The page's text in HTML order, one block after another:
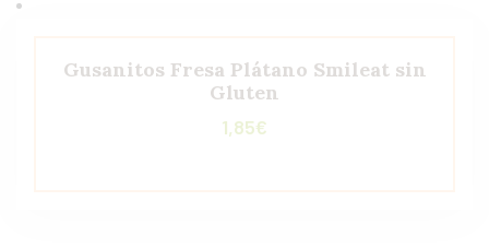
Gusanitos Fresa Plátano Smileat sin
Gluten
1,85€